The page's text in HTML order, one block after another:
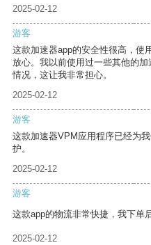
2025-02-12
游客
这款加速器app的安全性很高，使
放心。我以前使用过一些其他的
情况，这让我非常担心。
2025-02-12
游客
这款加速器VPM应用程序已经为
护。
2025-02-12
游客
这款app的物流非常快捷，我下单
2025-02-12